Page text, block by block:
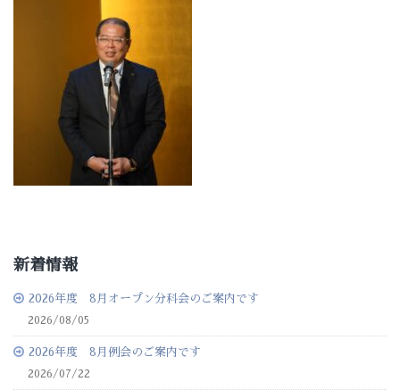
新着情報
2026年度 8月オープン分科会のご案内です
2026/08/05
2026年度 8月例会のご案内です
2026/07/22